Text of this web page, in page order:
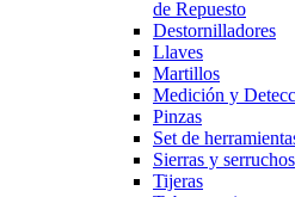
de Repuesto
Destornilladores
Llaves
Martillos
Medición y
Pinzas
Set de
Sierras y serruchos
Tijeras